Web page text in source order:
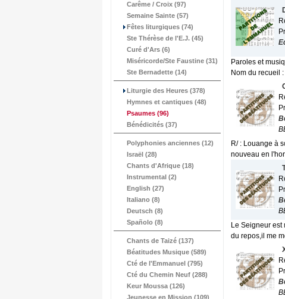
Carême / Croix (97)
Semaine Sainte (57)
Fêtes liturgiques (74)
Ste Thérèse de l'E.J. (45)
Curé d'Ars (6)
Miséricorde/Ste Faustine (31)
Ste Bernadette (14)
Liturgie des Heures (378)
Hymnes et cantiques (48)
Psaumes (96)
Bénédicités (37)
Polyphonies anciennes (12)
Israël (28)
Chants d'Afrique (18)
Instrumental (2)
English (27)
Italiano (8)
Deutsch (8)
Spañolo (8)
Chants de Taizé (137)
Béatitudes Musique (589)
Cté de l'Emmanuel (795)
Cté du Chemin Neuf (288)
Keur Moussa (126)
Jeunesse en Mission (109)
Paroles et
Nom du recueil
R/ : Louange à
nouveau en
Le Seigneur est
du repos,il me